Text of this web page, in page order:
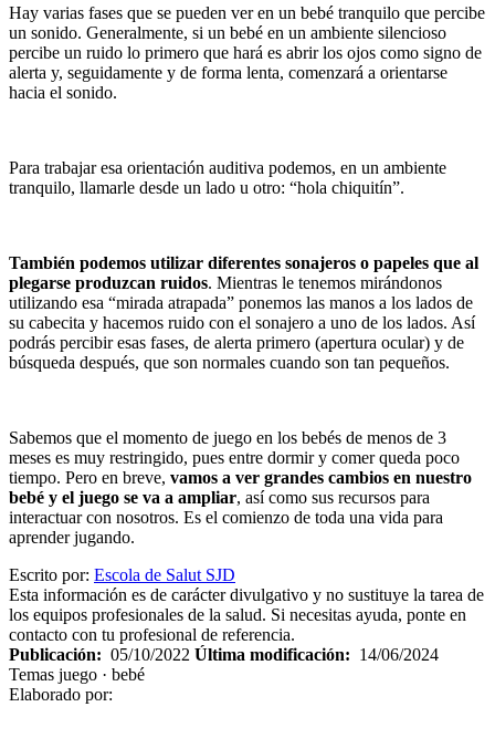
Hay varias fases que se pueden ver en un bebé tranquilo que percibe
un sonido. Generalmente, si un bebé en un ambiente silencioso
percibe un ruido lo primero que hará es abrir los ojos como signo de
alerta y, seguidamente y de forma lenta, comenzará a orientarse
hacia el sonido.
Para trabajar esa orientación auditiva podemos, en un ambiente
tranquilo, llamarle desde un lado u otro: “hola chiquitín”.
También podemos utilizar diferentes sonajeros o papeles que al
plegarse produzcan ruidos. Mientras le tenemos mirándonos
utilizando esa “mirada atrapada” ponemos las manos a los lados de
su cabecita y hacemos ruido con el sonajero a uno de los lados. Así
podrás percibir esas fases, de alerta primero (apertura ocular) y de
búsqueda después, que son normales cuando son tan pequeños.
Sabemos que el momento de juego en los bebés de menos de 3
meses es muy restringido, pues entre dormir y comer queda poco
tiempo. Pero en breve, vamos a ver grandes cambios en nuestro
bebé y el juego se va a ampliar, así como sus recursos para
interactuar con nosotros. Es el comienzo de toda una vida para
aprender jugando.
Escrito por: Escola de Salut SJD
Esta información es de carácter divulgativo y no sustituye la tarea de
los equipos profesionales de la salud. Si necesitas ayuda, ponte en
contacto con tu profesional de referencia.
Publicación: 05/10/2022 Última modificación: 14/06/2024
Temas juego · bebé
Elaborado por: